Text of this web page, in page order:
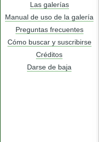
Las galerías
Manual de uso de la galería
Preguntas frecuentes
Cómo buscar y suscribirse
Créditos
Darse de baja